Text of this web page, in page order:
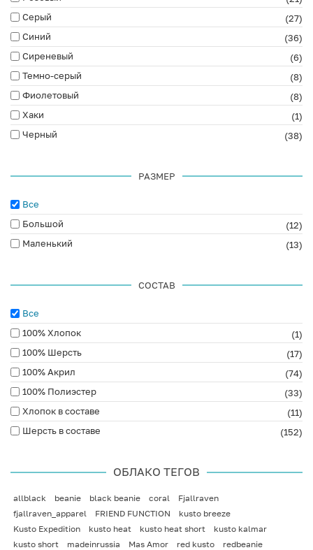
Серый
(27)
Синий
(36)
Сиреневый
(6)
Темно-серый
(8)
Фиолетовый
(8)
Хаки
(1)
Черный
(38)
РАЗМЕР
Все
Большой
(12)
Маленький
(13)
СОСТАВ
Все
100% Хлопок
(1)
100% Шерсть
(17)
100% Акрил
(74)
100% Полиэстер
(33)
Хлопок в составе
(11)
Шерсть в составе
(152)
ОБЛАКО ТЕГОВ
allblack beanie black beanie coral
Fjallraven
fjallraven_apparel
FRIEND FUNCTION
kusto breeze
Kusto Expedition
kusto heat kusto heat short
kusto kalmar
kusto short
madeinrussia Mas Amor red kusto
redbeanie